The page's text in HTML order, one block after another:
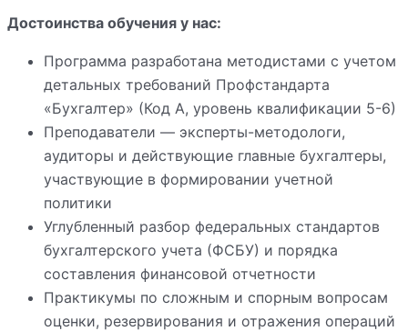
Достоинства обучения у нас:
Программа разработана методистами с учетом
детальных требований Профстандарта
«Бухгалтер» (Код А, уровень квалификации 5-6)
Преподаватели — эксперты-методологи,
аудиторы и действующие главные бухгалтеры,
участвующие в формировании учетной
политики
Углубленный разбор федеральных стандартов
бухгалтерского учета (ФСБУ) и порядка
составления финансовой отчетности
Практикумы по сложным и спорным вопросам
оценки, резервирования и отражения операций